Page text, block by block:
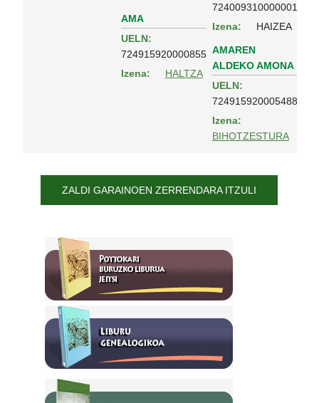
AMA
UELN:
724915920000855
Izena:
HALTZA
724009310000001
Izena:
HAIZEA
AMAREN
ALDEKO AMONA
UELN:
724915920005488
Izena:
BIHOTZESTURA
ZALDI GARAINOEN ZERRENDARA ITZULI